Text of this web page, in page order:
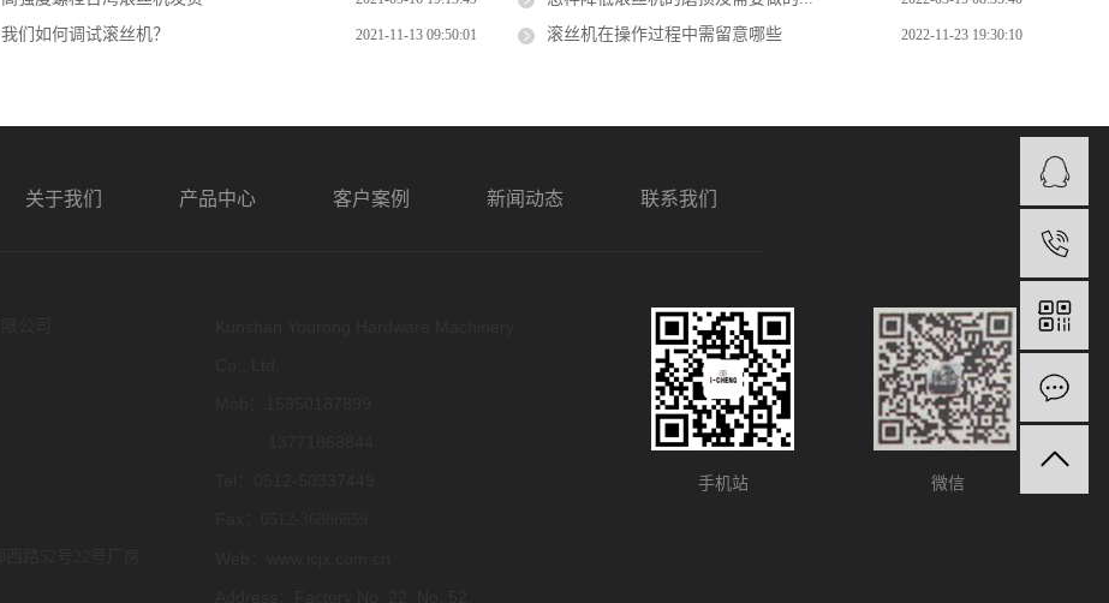
我们如何调试滚丝机？ 2021-11-13 09:50:01 滚丝机在操作过程中需留意哪些 2022-11-23 19:30:10
关于我们 产品中心 客户案例 新闻动态 联系我们
手机站 微信